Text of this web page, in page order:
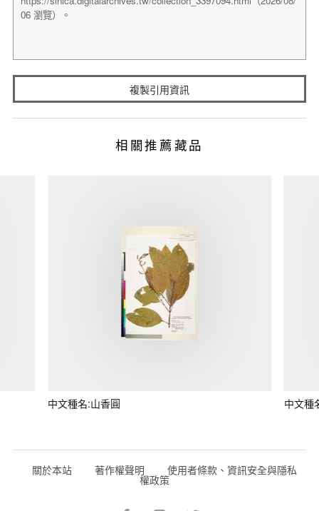
複製引用資訊
相關推薦藏品
中文種名:山香圓 中文種
關於本站 著作權聲明 使用者條款、資訊安全與隱私
權政策